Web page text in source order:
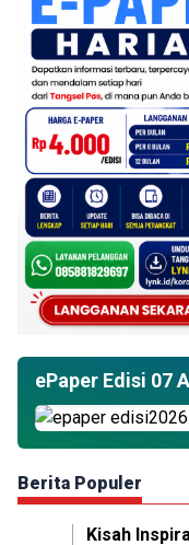
ePaper Edisi 07
Berita Populer
Kisah